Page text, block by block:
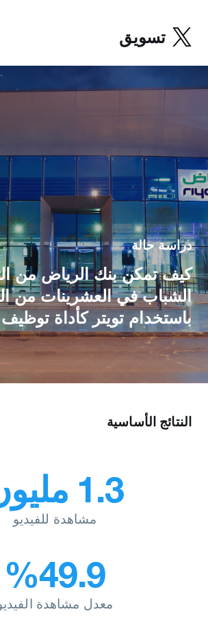
تسويق
دراسة حالة
كيف تمكن بنك الرياض من
الشباب في العشرينات من
باستخدام تويتر كأداة توظيف
النتائج الأساسية
1.3 مليون
مشاهدة للفيديو
49.9‏%
معدل مشاهدة